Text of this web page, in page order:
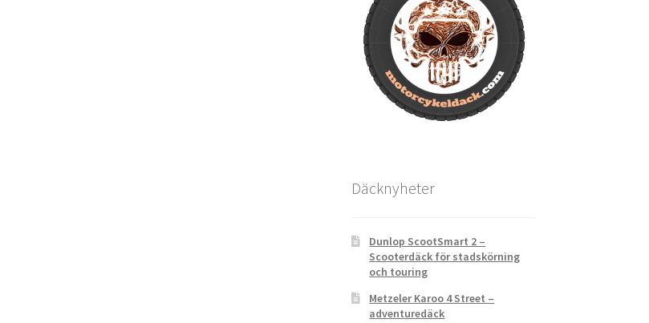
Däcknyheter
Dunlop ScootSmart 2 –
Scooterdäck för stadskörning
och touring
Metzeler Karoo 4 Street –
adventuredäck